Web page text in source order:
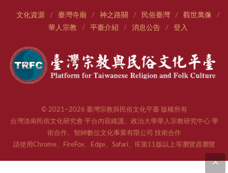
文化資源 / 臺灣寺廟 / 神之路關 / 民俗臺灣 / 觀世萬像 /
華人宗教 / 平臺介紹 / 消息公告 / 登入
© 2021–2026 臺灣宗教與民俗文化平臺 版權所有
台灣淡南民俗文化研究會 平台內容維護、政治大學華人宗教研究中心 學
術合作、智紳數位文化事業有限公司 技術合作
請使用Chrome、FireFox、Edge、Safari、IE第11版以上等瀏覽器瀏覽